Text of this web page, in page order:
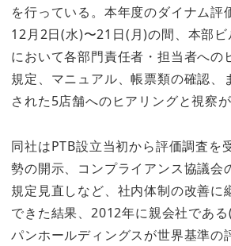
を行っている。本年度のダイナム評
12月2日(水)〜21日(月)の間、本部
において各部門責任者・担当者への
規定、マニュアル、帳票類の確認、
された5店舗へのヒアリングと視察が
同社はPTB設立当初から評価調査を
勢の開示、コンプライアンス協議会
規定見直しなど、社内体制の改善に
できた結果、2012年に親会社であ
パンホールディングスが世界基準の